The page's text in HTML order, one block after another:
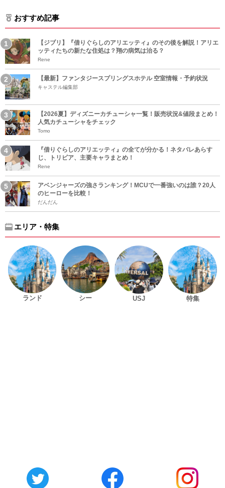
おすすめ記事
【ジブリ】『借りぐらしのアリエッティ』のその後を解説！アリエ
ッティたちの新たな住処は？翔の病気は治る？
Rene
【最新】ファンタジースプリングスホテル 空室情報・予約状況
キャステル編集部
【2026夏】ディズニーカチューシャ一覧！販売状況&値段まとめ！
人気カチューシャをチェック
Tomo
『借りぐらしのアリエッティ』の全てが分かる！ネタバレあらす
じ、トリビア、主要キャラまとめ！
Rene
アベンジャーズの強さランキング！MCUで一番強いのは誰？20人
のヒーローを比較！
だんだん
エリア・特集
ランド シー USJ 特集